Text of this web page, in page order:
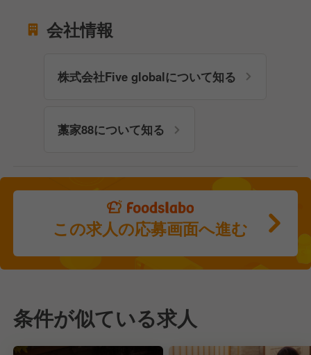
会社情報
株式会社Five globalについて知る
藁家88について知る
この求人の応募画面へ進む
条件が似ている求人